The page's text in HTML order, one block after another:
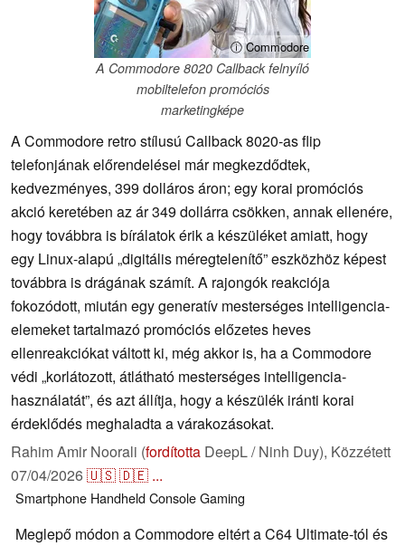
ⓘ Commodore
A Commodore 8020 Callback felnyíló
mobiltelefon promóciós
marketingképe
A Commodore retro stílusú Callback 8020-as flip
telefonjának előrendelései már megkezdődtek,
kedvezményes, 399 dolláros áron; egy korai promóciós
akció keretében az ár 349 dollárra csökken, annak ellenére,
hogy továbbra is bírálatok érik a készüléket amiatt, hogy
egy Linux-alapú „digitális méregtelenítő” eszközhöz képest
továbbra is drágának számít. A rajongók reakciója
fokozódott, miután egy generatív mesterséges intelligencia-
elemeket tartalmazó promóciós előzetes heves
ellenreakciókat váltott ki, még akkor is, ha a Commodore
védi „korlátozott, átlátható mesterséges intelligencia-
használatát”, és azt állítja, hogy a készülék iránti korai
érdeklődés meghaladta a várakozásokat.
Rahim Amir Noorali (fordította DeepL / Ninh Duy), Közzétett
07/04/2026🇺🇸🇩🇪 ...
Smartphone HandheldConsoleGaming
Meglepő módon a Commodore eltért a C64 Ultimate-tól és